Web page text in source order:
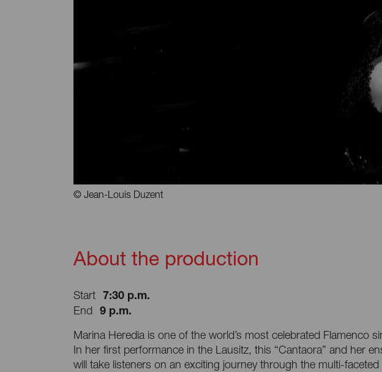
© Jean-Louis Duzent
About the production
Start 7:30 p.m.
End 9 p.m.
Marina Heredia is one of the world’s most celebrated Flamenco
In her first performance in the Lausitz, this “Cantaora” and her
will take listeners on an exciting journey through the multi-faceted